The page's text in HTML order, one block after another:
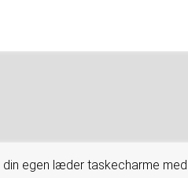
egen læder taskecharme